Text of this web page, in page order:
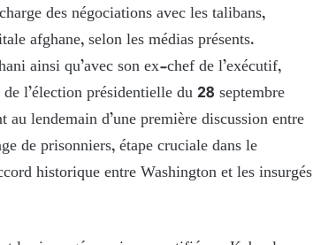
des négociations avec les talibans,
afghane, selon les médias présents.
ainsi qu’avec son ex-chef de l’exécutif,
l’élection présidentielle du 28 septembre
lendemain d’une première discussion entre
de prisonniers, étape cruciale dans le
historique entre Washington et les insurgés